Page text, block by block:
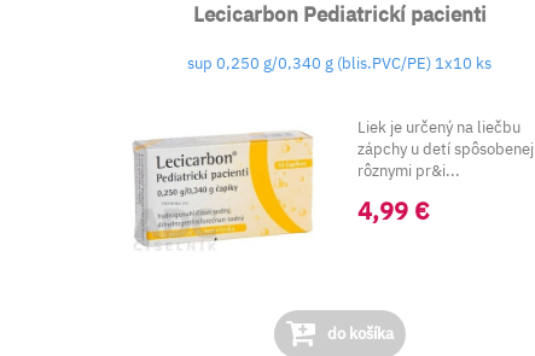
Lecicarbon Pediatrickí pacienti
sup 0,250 g/0,340 g (blis.PVC/PE) 1x10 ks
Liek je určený na liečbu
zápchy u detí spôsobenej
rôznymi pr&i...
4,99 €
do košíka